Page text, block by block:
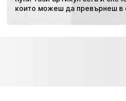
които можеш да превърнеш в